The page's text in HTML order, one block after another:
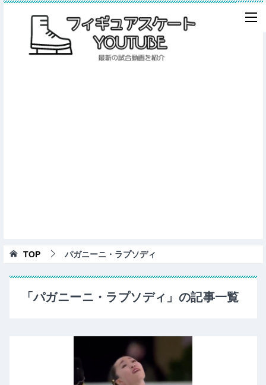
TOP パガニーニ・ラプソディ
「パガニーニ・ラプソディ」の記事一覧